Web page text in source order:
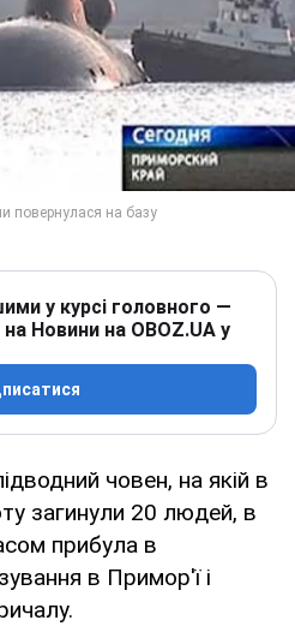
у курсі головного —
на Новини на OBOZ.UA у
човен, на якій в
загинули 20 людей, в
прибула в
в Примор'ї і